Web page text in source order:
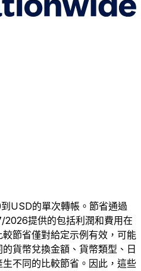
USD的單次轉帳。節省通過
提供的包括利潤和費用在
節省僅對給定示例有效，可能
貨幣兌換金額、貨幣類型、日
不同的比較節省。因此，這些